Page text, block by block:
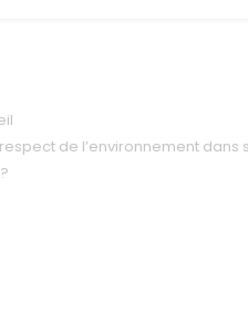
de l’environnement dans
?